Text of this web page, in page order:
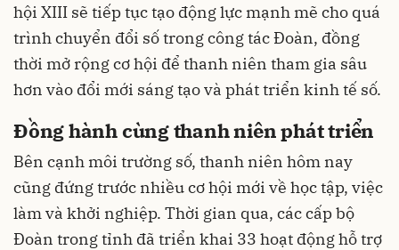
hội XIII sẽ tiếp tục tạo động lực mạnh mẽ cho quá
trình chuyển đổi số trong công tác Đoàn, đồng
thời mở rộng cơ hội để thanh niên tham gia sâu
hơn vào đổi mới sáng tạo và phát triển kinh tế số.
Đồng hành cùng thanh niên phát triển
Bên cạnh môi trường số, thanh niên hôm nay
cũng đứng trước nhiều cơ hội mới về học tập, việc
làm và khởi nghiệp. Thời gian qua, các cấp bộ
Đoàn trong tỉnh đã triển khai 33 hoạt động hỗ trợ